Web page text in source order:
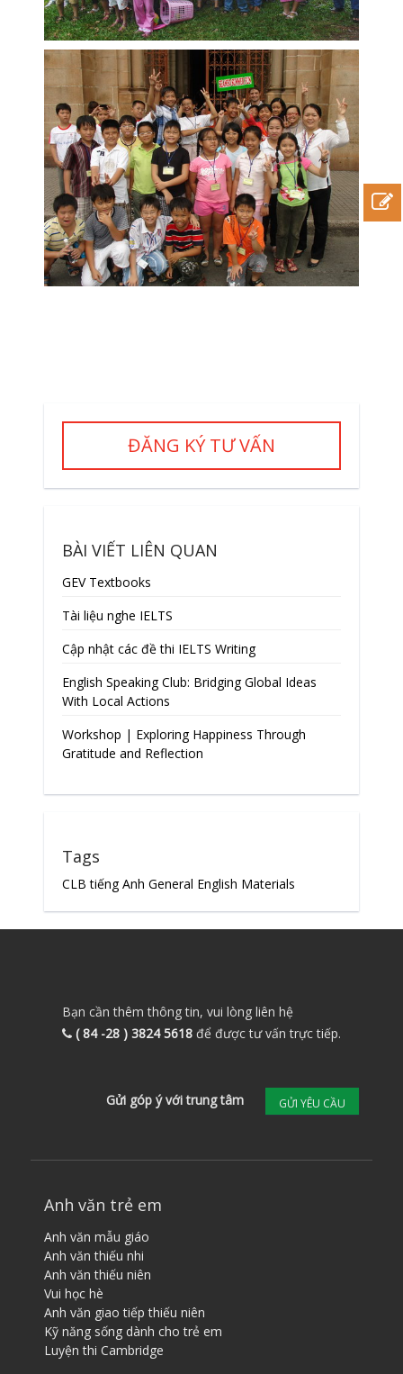
ĐĂNG KÝ TƯ VẤN
BÀI VIẾT LIÊN QUAN
GEV Textbooks
Tài liệu nghe IELTS
Cập nhật các đề thi IELTS Writing
English Speaking Club: Bridging Global Ideas
With Local Actions
Workshop | Exploring Happiness Through
Gratitude and Reflection
Tags
CLB tiếng Anh General English Materials
Bạn cần thêm thông tin, vui lòng liên hệ
( 84 -28 ) 3824 5618để được tư vấn trực tiếp.
Gửi góp ý với trung tâm GỬI YÊU CẦU
Anh văn trẻ em
Anh văn mẫu giáo
Anh văn thiếu nhi
Anh văn thiếu niên
Vui học hè
Anh văn giao tiếp thiếu niên
Kỹ năng sống dành cho trẻ em
Luyện thi Cambridge